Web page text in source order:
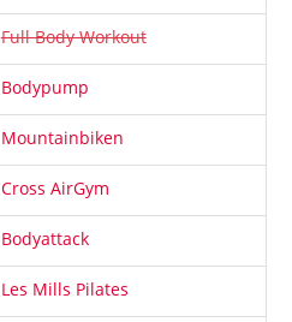
Full Body Workout
Bodypump
Mountainbiken
Cross AirGym
Bodyattack
Les Mills Pilates